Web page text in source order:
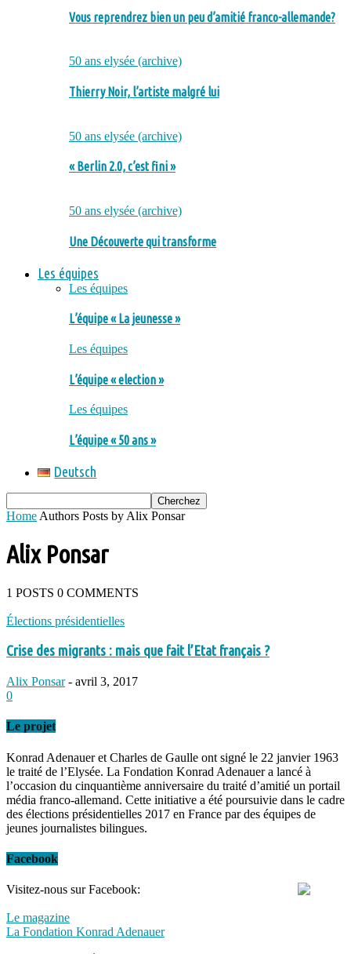
Vous reprendrez bien un peu d’amitié franco-allemande?
50 ans elysée (archive)
Thierry Noir, l’artiste malgré lui
50 ans elysée (archive)
« Berlin 2.0, c’est fini »
50 ans elysée (archive)
Une Découverte qui transforme
Les équipes
Les équipes
L’équipe « La jeunesse »
Les équipes
L’équipe « election »
Les équipes
L’équipe « 50 ans »
Deutsch
Home Authors Posts by Alix Ponsar
Alix Ponsar
1 POSTS 0 COMMENTS
Élections présidentielles
Crise des migrants : mais que fait l’Etat français ?
Alix Ponsar - avril 3, 2017
0
Le projet
Konrad Adenauer et Charles de Gaulle ont signé le 22 janvier 1963
le traité de l’Elysée. La Fondation Konrad Adenauer a lancé à
l’occasion du cinquantième anniversaire du traité d’amitié un portail
média franco-allemand. Cette initiative a été poursuivie dans le cadre
des élections présidentielles 2017 en France par des équipes de
jeunes journalistes bilingues.
Facebook
Visitez-nous sur Facebook:
Le magazine
La Fondation Konrad Adenauer